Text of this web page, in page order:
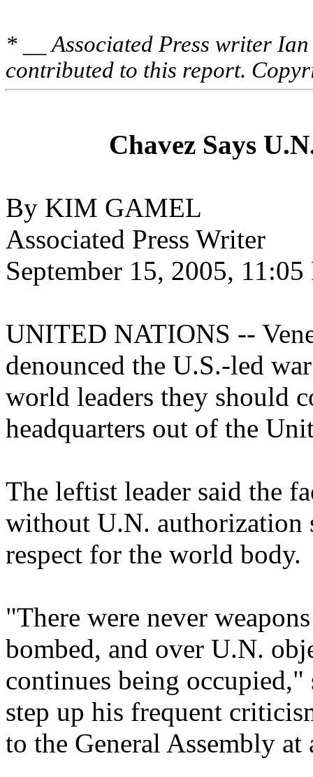
* __ Associated Press writer
contributed to this report.
Chavez Says
By KIM GAMEL
Associated Press Writer
September 15, 2005,
UNITED NATIONS --
denounced the U.S.-led
world leaders they should
headquarters out of the
The leftist leader said the
without U.N. authorization
respect for the world body.
"There were never
bombed, and over U.N.
continues being occupied,"
step up his frequent
to the General Assembly